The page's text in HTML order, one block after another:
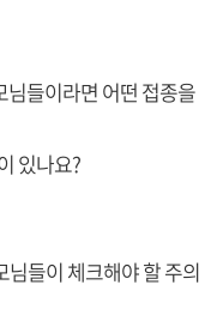
님들이라면 어떤 접종을
있나요?
들이 체크해야 할 주의